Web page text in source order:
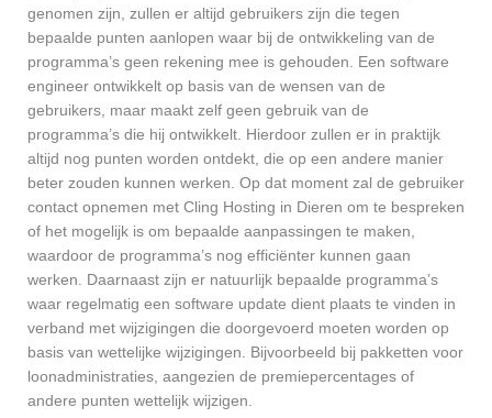
genomen zijn, zullen er altijd gebruikers zijn die tegen
bepaalde punten aanlopen waar bij de ontwikkeling van de
programma’s geen rekening mee is gehouden. Een software
engineer ontwikkelt op basis van de wensen van de
gebruikers, maar maakt zelf geen gebruik van de
programma’s die hij ontwikkelt. Hierdoor zullen er in praktijk
altijd nog punten worden ontdekt, die op een andere manier
beter zouden kunnen werken. Op dat moment zal de gebruiker
contact opnemen met Cling Hosting in Dieren om te bespreken
of het mogelijk is om bepaalde aanpassingen te maken,
waardoor de programma’s nog efficiënter kunnen gaan
werken. Daarnaast zijn er natuurlijk bepaalde programma’s
waar regelmatig een software update dient plaats te vinden in
verband met wijzigingen die doorgevoerd moeten worden op
basis van wettelijke wijzigingen. Bijvoorbeeld bij pakketten voor
loonadministraties, aangezien de premiepercentages of
andere punten wettelijk wijzigen.